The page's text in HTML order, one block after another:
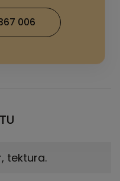
006
tektura.